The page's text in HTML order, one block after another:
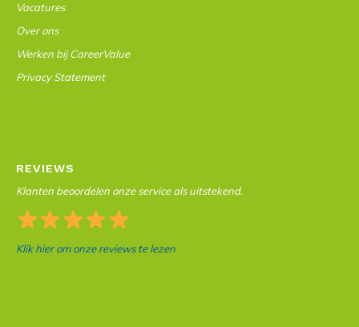
Vacatures
Over ons
Werken bij CareerValue
Privacy Statement
REVIEWS
Klanten beoordelen onze service als uitstekend.
Klik hier om onze reviews te lezen